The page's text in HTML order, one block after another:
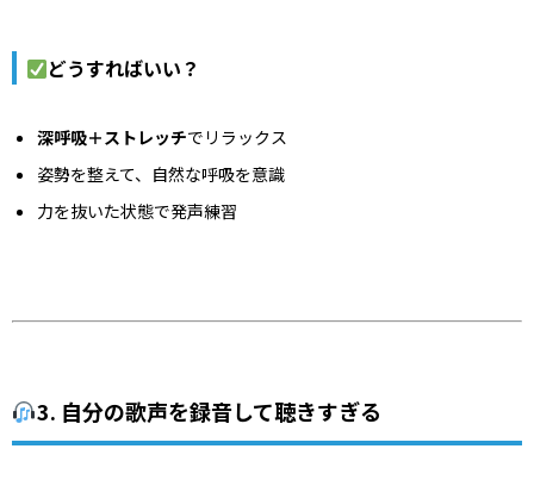
どうすればいい？
深呼吸＋ストレッチでリラックス
姿勢を整えて、自然な呼吸を意識
力を抜いた状態で発声練習
3. 自分の歌声を録音して聴きすぎる